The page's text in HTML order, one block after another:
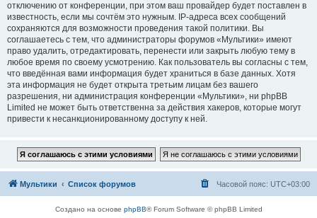
отключению от конференции, при этом ваш провайдер будет поставлен в
известность, если мы сочтём это нужным. IP-адреса всех сообщений
сохраняются для возможности проведения такой политики. Вы
соглашаетесь с тем, что администраторы форумов «Мультики» имеют
право удалить, отредактировать, перенести или закрыть любую тему в
любое время по своему усмотрению. Как пользователь вы согласны с тем,
что введённая вами информация будет храниться в базе данных. Хотя
эта информация не будет открыта третьим лицам без вашего
разрешения, ни администрация конференции «Мультики», ни phpBB
Limited не может быть ответственна за действия хакеров, которые могут
привести к несанкционированному доступу к ней.
Мультики Список форумов Часовой пояс: UTC+03:00
Создано на основе phpBB® Forum Software © phpBB Limited